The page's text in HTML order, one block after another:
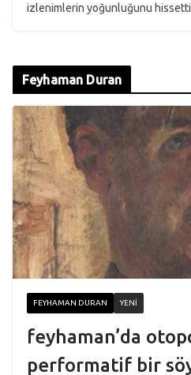
izlenimlerin yoğunluğunu
Feyhaman Duran
FEYHAMAN DURAN YENI
feyhaman’da
performatif bir